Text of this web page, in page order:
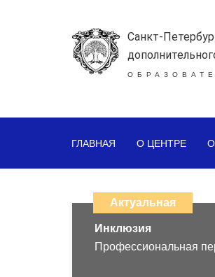
Санкт-
ГЛАВНАЯ О ЦЕНТРЕ
Актуальная
Инклюзия
Профессиональная